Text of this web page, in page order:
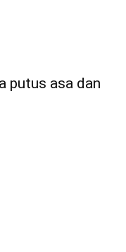
putus asa dan